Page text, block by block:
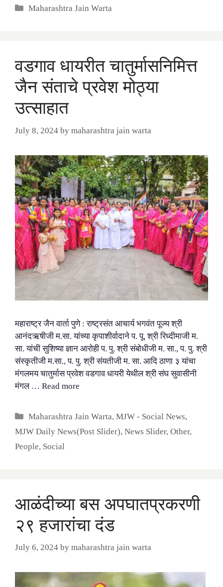
Categories
Maharashtra Jain Warta
वडगाव धायरीत चातुर्मासनिमित्त
जैन संताचे प्रवेश मोठ्या
उत्साहात
July 8, 2024 by maharashtra jain warta
महाराष्ट्र जैन वार्ता पुणे : राष्ट्रसंत आचार्य भगवंत पूज्य श्री
आनंदऋषीजी म.सा. यांच्या कृपाशीर्वादाने प. पू. श्री रिध्दीमाजी म.
सा. यांची सुशिष्या ज्ञान आरोही प. पु. श्री संबोधीजी म. सा., प. पु. श्री
संस्कृतीजी म.सा., प. पु. श्री संयतीजी म. सा. आदि ठाणा ३ यांचा
मंगलमय चातुर्मास प्रवेश वडगाव धायरी येथील श्री संघ सुवासीनी
मंगल … Read more
Categories
Maharashtra Jain Warta,MJW - Social News,
MJW Daily News(Post Slider), News Slider, Other,
People, Social
आळंदीच्या बस अपघातप्रकरणी
२९ हजारांचा दंड
July 6, 2024 by maharashtra jain warta